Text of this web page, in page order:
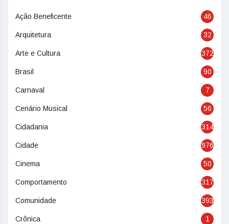
Ação Beneficente 46
Arquitetura 32
Arte e Cultura 372
Brasil 90
Carnaval 7
Cenário Musical 56
Cidadania 314
Cidade 976
Cinema 50
Comportamento 317
Comunidade 393
Crônica 1